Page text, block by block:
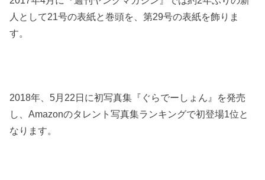
人として21号の表紙と巻頭を、第29号の表紙を飾りま
す。
2018年、5月22日に初写真集『ぐらでーしょん』を発売
し、Amazonのタレント写真集ランキングで初登場1位と
なります。